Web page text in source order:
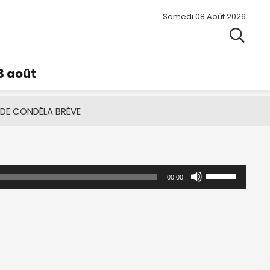
Samedi 08 Août 2026
août
CONDÉLA BRÈVE
00:00
Utilisez
les